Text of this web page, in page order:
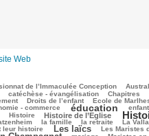
Web
de l’Immaculée Conception
catéchèse - évangélisation Chapitres
Droits de l’enfant Ecole de
- commerce éducation enfant
Histoire Histoire de l’Eglise
la famille la retraite La
leur histoire Les laïcs Les Maristes